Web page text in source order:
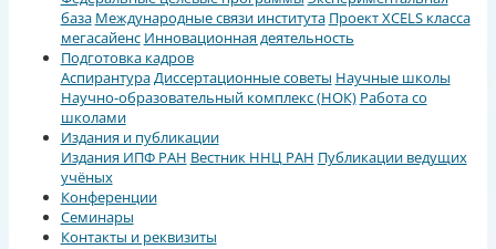
база Международные связи института Проект XCELS класса
мегасайенс Инновационная деятельность
Подготовка кадров
АспирантураДиссертационные советы Научные школы
Научно-образовательный комплекс (НОК) Работа со
школами
Издания и публикации
Издания ИПФ РАН Вестник ННЦ РАН Публикации ведущих
учёных
Конференции
Семинары
Контакты и реквизиты